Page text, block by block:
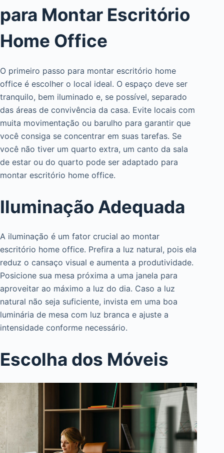
para Montar Escritório
Home Office
O primeiro passo para montar escritório home
office é escolher o local ideal. O espaço deve ser
tranquilo, bem iluminado e, se possível, separado
das áreas de convivência da casa. Evite locais com
muita movimentação ou barulho para garantir que
você consiga se concentrar em suas tarefas. Se
você não tiver um quarto extra, um canto da sala
de estar ou do quarto pode ser adaptado para
montar escritório home office.
Iluminação Adequada
A iluminação é um fator crucial ao montar
escritório home office. Prefira a luz natural, pois ela
reduz o cansaço visual e aumenta a produtividade.
Posicione sua mesa próxima a uma janela para
aproveitar ao máximo a luz do dia. Caso a luz
natural não seja suficiente, invista em uma boa
luminária de mesa com luz branca e ajuste a
intensidade conforme necessário.
Escolha dos Móveis